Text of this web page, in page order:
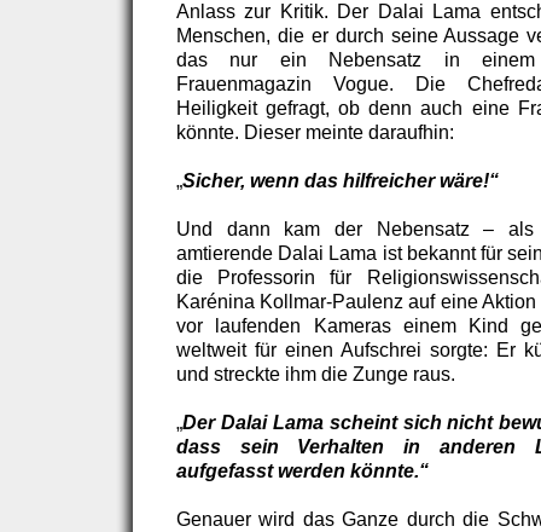
Anlass zur Kritik. Der Dalai Lama
Menschen, die er durch seine Aussage
das nur ein Nebensatz in
Frauenmagazin Vogue. Die
Heiligkeit gefragt, ob denn auch eine
könnte. Dieser meinte daraufhin:
„Sicher, wenn das hilfreicher wäre!“
Und dann kam der Nebensatz – als
amtierende Dalai Lama ist bekannt für
die Professorin für
Karénina Kollmar-Paulenz auf eine
vor laufenden Kameras einem Kind
weltweit für einen Aufschrei sorgte: Er
und streckte ihm die Zunge raus.
„Der Dalai Lama scheint sich nicht
dass sein Verhalten in anderen
aufgefasst werden könnte.“
Genauer wird das Ganze durch die